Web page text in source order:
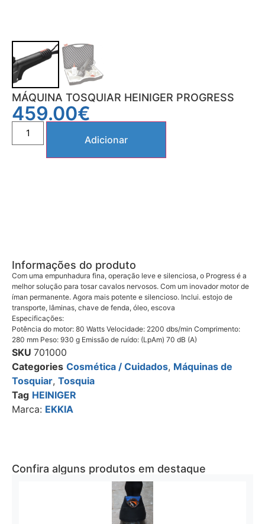
MÁQUINA TOSQUIAR HEINIGER PROGRESS
459.00€
Adicionar
Informações do produto
Com uma empunhadura fina, operação leve e silenciosa, o Progress é a
melhor solução para tosar cavalos nervosos. Com um inovador motor de
íman permanente. Agora mais potente e silencioso. Inclui. estojo de
transporte, lâminas, chave de fenda, óleo, escova
Especificações:
Potência do motor: 80 Watts Velocidade: 2200 dbs/min Comprimento:
280 mm Peso: 930 g Emissão de ruído: (LpAm) 70 dB (A)
SKU 701000
Categories Cosmética / Cuidados, Máquinas de
Tosquiar, Tosquia
Tag HEINIGER
Marca: EKKIA
Confira alguns produtos em destaque